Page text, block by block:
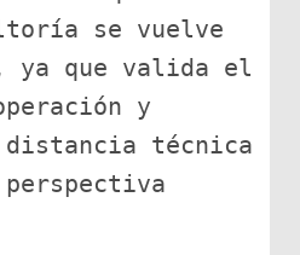
se vuelve
ya que valida el
y
técnica